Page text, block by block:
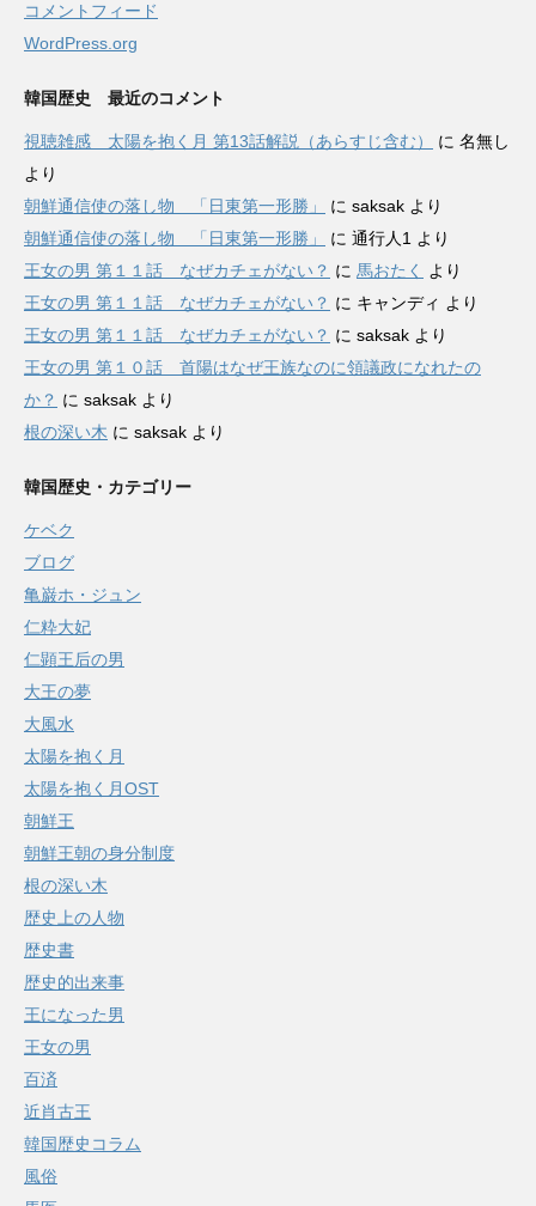
コメントフィード
WordPress.org
韓国歴史 最近のコメント
視聴雑感 太陽を抱く月 第13話解説（あらすじ含む） に 名無し
より
朝鮮通信使の落し物 「日東第一形勝」
に saksak より
朝鮮通信使の落し物 「日東第一形勝」
に 通行人1 より
王女の男 第１１話 なぜカチェがない？ に 馬おたく
より
王女の男 第１１話 なぜカチェがない？ に キャンディ より
王女の男 第１１話 なぜカチェがない？ に saksak より
王女の男 第１０話 首陽はなぜ王族なのに領議政になれたの
か？ に saksak より
根の深い木 に saksak より
韓国歴史・カテゴリー
ケベク
ブログ
亀巌ホ・ジュン
仁粋大妃
仁顕王后の男
大王の夢
大風水
太陽を抱く月
太陽を抱く月OST
朝鮮王
朝鮮王朝の身分制度
根の深い木
歴史上の人物
歴史書
歴史的出来事
王になった男
王女の男
百済
近肖古王
韓国歴史コラム
風俗